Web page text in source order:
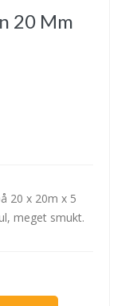
20 Mm
20 x 20m x 5
meget smukt.